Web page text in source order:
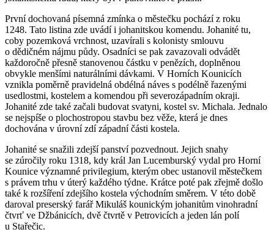
První dochovaná písemná zmínka o městečku pochází z roku
1248. Tato listina zde uvádí i johanitskou komendu. Johanité tu,
coby pozemková vrchnost, uzavírali s kolonisty smlouvu
o dědičném nájmu půdy. Osadníci se pak zavazovali odvádět
každoročně přesně stanovenou částku v penězích, doplněnou
obvykle menšími naturálními dávkami. V Horních Kounicích
vznikla poměrně pravidelná obdélná náves s podélně řazenými
usedlostmi, kostelem a komendou při severozápadním okraji.
Johanité zde také začali budovat svatyni, kostel sv. Michala. Jednalo
se nejspíše o plochostropou stavbu bez věže, která je dnes
dochována v úrovní zdí západní části kostela.
Johanité se snažili zdejší panství pozvednout. Jejich snahy
se zúročily roku 1318, kdy král Jan Lucemburský vydal pro Horní
Kounice významné privilegium, kterým obec ustanovil městečkem
s právem trhu v úterý každého týdne. Krátce poté pak zřejmě došlo
také k rozšíření zdejšího kostela východním směrem. V této době
daroval preserský farář Mikuláš kounickým johanitům vinohradní
čtvrť ve Džbánicích, dvě čtvrtě v Petrovicích a jeden lán polí
u Stařečic.